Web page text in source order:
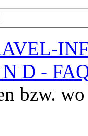
D -
bzw.